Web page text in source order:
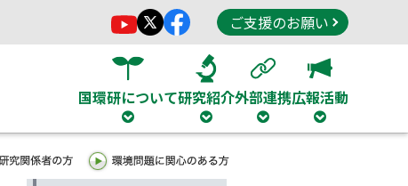
ご支援のお願い
国環研について研究紹介外部連携広報活動